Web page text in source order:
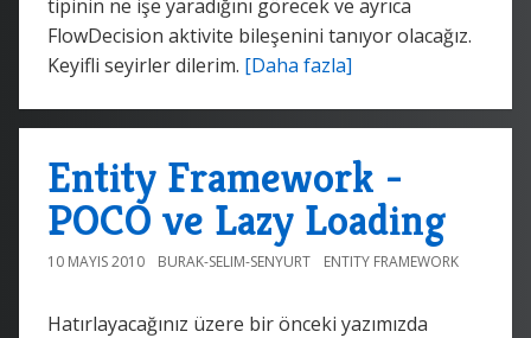
tipinin ne işe yaradığını görecek ve ayrıca
FlowDecision aktivite bileşenini tanıyor olacağız.
Keyifli seyirler dilerim. [Daha fazla]
Entity Framework -
POCO ve Lazy Loading
10 MAYIS 2010 BURAK-SELIM-SENYURT ENTITY FRAMEWORK
Hatırlayacağınız üzere bir önceki yazımızda